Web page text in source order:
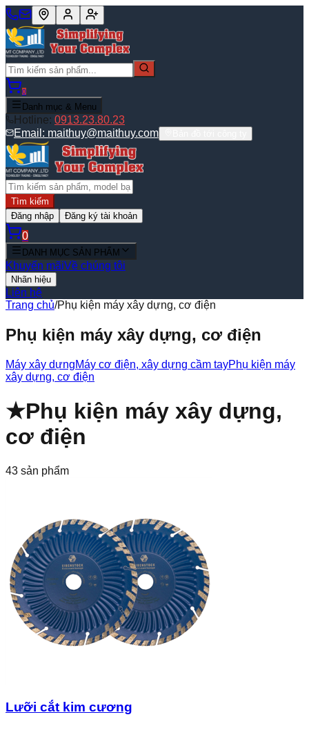
0
Danh mục & Menu
Hotline: 0913.23.80.23
Email: maithuy@maithuy.com
Tìm kiếm
Đăng nhập
Đăng ký tài khoản
0
DANH MỤC SẢN PHẨM
Khuyến mãiVề chúng tôi
Nhãn hiệu
Liên hệ
Trang chủ/Phụ kiện máy xây dựng, cơ điện
Phụ kiện máy xây dựng, cơ điện
Máy xây dựngMáy cơ điện, xây dựng cầm tayPhụ kiện máy
xây dựng, cơ điện
★Phụ kiện máy xây dựng,
cơ điện
43 sản phẩm
Lưỡi cắt kim cương